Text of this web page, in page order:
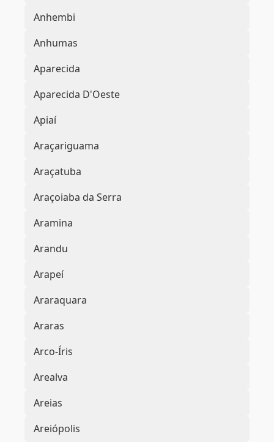
Anhembi
Anhumas
Aparecida
Aparecida D'Oeste
Apiaí
Araçariguama
Araçatuba
Araçoiaba da Serra
Aramina
Arandu
Arapeí
Araraquara
Araras
Arco-Íris
Arealva
Areias
Areiópolis